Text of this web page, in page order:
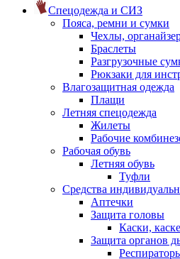
Спецодежда и СИЗ
Пояса, ремни и сумки
Чехлы,
Браслеты
Разгрузочные
Рюкзаки для
Влагозащитная одежда
Плащи
Летняя спецодежда
Жилеты
Рабочие
Рабочая обувь
Летняя обувь
Туфли
Средства
Аптечки
Защита головы
Каски,
Защита органов